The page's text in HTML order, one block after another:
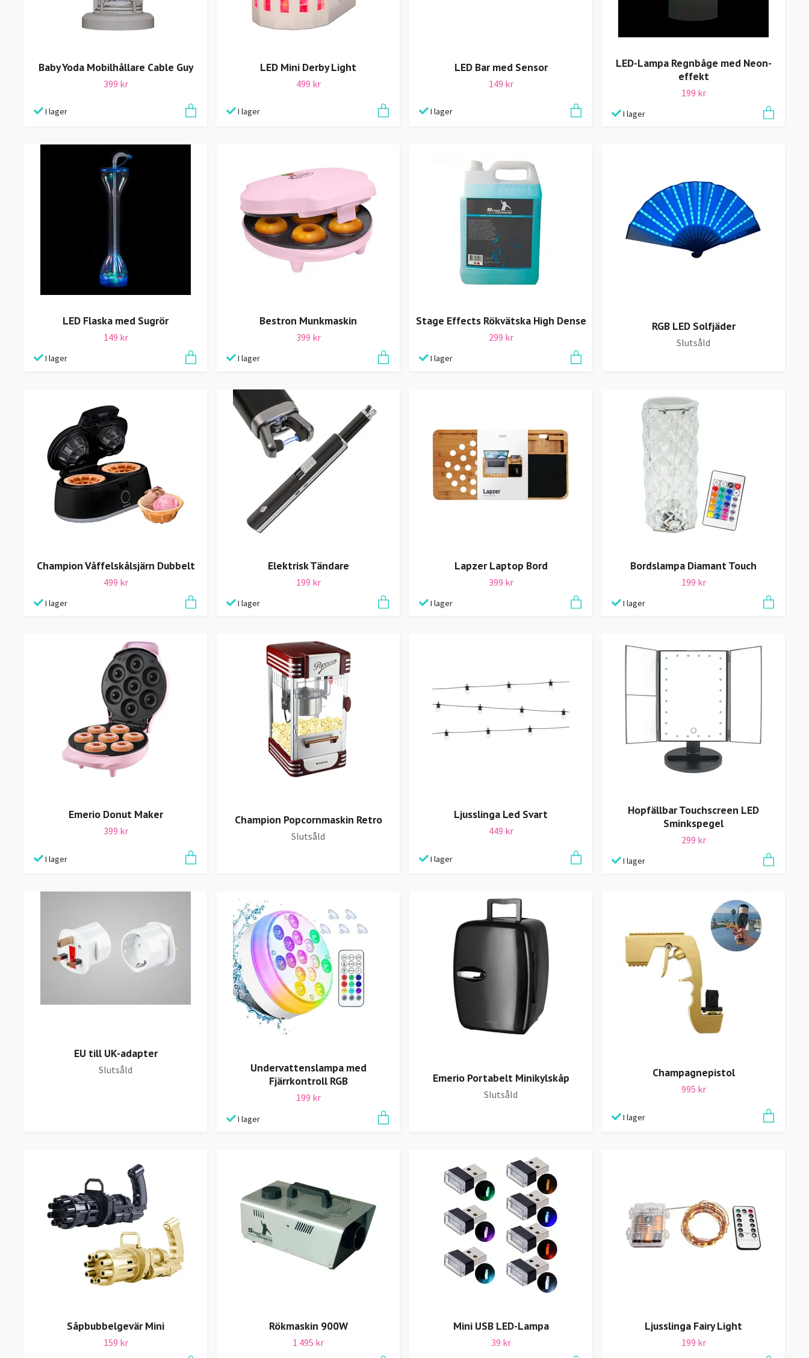
Baby Yoda Mobilhållare Cable Guy
399 kr
I lager
LED Mini Derby Light
499 kr
I lager
LED Bar med Sensor
149 kr
I lager
LED-Lampa Regnbåge med Neon-
effekt
199 kr
I lager
LED Flaska med Sugrör
149 kr
I lager
Bestron Munkmaskin
399 kr
I lager
Stage Effects Rökvätska High Dense
299 kr
I lager
RGB LED Solfjäder
Slutsåld
Champion Våffelskålsjärn Dubbelt
499 kr
I lager
Elektrisk Tändare
199 kr
I lager
Lapzer Laptop Bord
399 kr
I lager
Bordslampa Diamant Touch
199 kr
I lager
Emerio Donut Maker
399 kr
I lager
Champion Popcornmaskin Retro
Slutsåld
Ljusslinga Led Svart
449 kr
I lager
Hopfällbar Touchscreen LED
Sminkspegel
299 kr
I lager
EU till UK-adapter
Slutsåld
Undervattenslampa med
Fjärrkontroll RGB
199 kr
I lager
Emerio Portabelt Minikylskåp
Slutsåld
Champagnepistol
995 kr
I lager
Såpbubbelgevär Mini
159 kr
Rökmaskin 900W
1 495 kr
Mini USB LED-Lampa
39 kr
Ljusslinga Fairy Light
199 kr